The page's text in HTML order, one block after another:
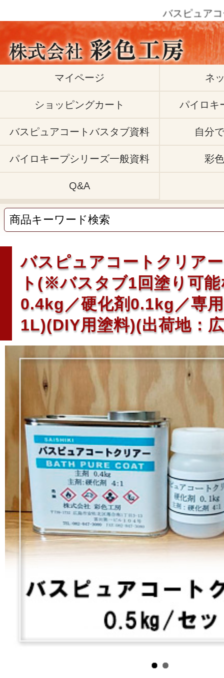
バスピュアコー
マイページ ネ
ショッピングカート パイロキ
バスピュアコートバスタブ資料 自分
パイロキープシリーズ一般資料 彩
Q&A
バスピュアコートクリア
ト(※バスタブ1回塗り可
0.4kg／硬化剤0.1kg／専
1L)(DIY用塗料)(出荷地：